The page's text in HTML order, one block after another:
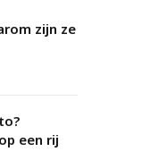
zijn ze
een rij